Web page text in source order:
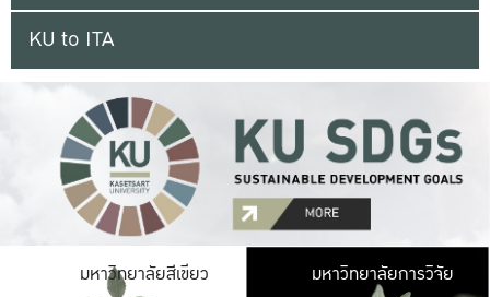
KU to ITA
มหาวิทยาลัยสีเขียว มหาวิ
มหาวิทยาลัยการวิจัย